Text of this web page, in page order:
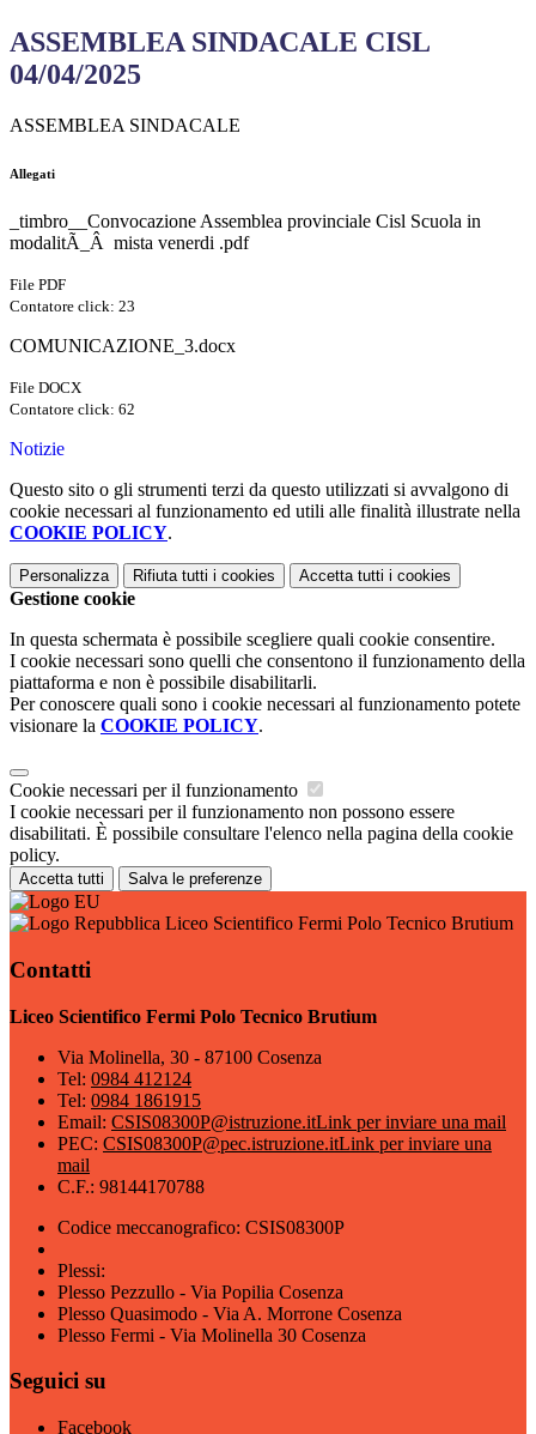
ASSEMBLEA SINDACALE CISL
04/04/2025
ASSEMBLEA SINDACALE
Allegati
_timbro__Convocazione Assemblea provinciale Cisl Scuola in
modalitÃ_Â mista venerdi .pdf
File PDF
Contatore click: 23
COMUNICAZIONE_3.docx
File DOCX
Contatore click: 62
Notizie
Questo sito o gli strumenti terzi da questo utilizzati si avvalgono di
cookie necessari al funzionamento ed utili alle finalità illustrate nella
COOKIE POLICY.
Personalizza Rifiuta tutti i cookies Accetta tutti i cookies
Gestione cookie
In questa schermata è possibile scegliere quali cookie consentire.
I cookie necessari sono quelli che consentono il funzionamento della
piattaforma e non è possibile disabilitarli.
Per conoscere quali sono i cookie necessari al funzionamento potete
visionare la COOKIE POLICY.
Cookie necessari per il funzionamento
I cookie necessari per il funzionamento non possono essere
disabilitati. È possibile consultare l'elenco nella pagina della cookie
policy.
Accetta tutti Salva le preferenze
Liceo Scientifico Fermi Polo Tecnico Brutium
Contatti
Liceo Scientifico Fermi Polo Tecnico Brutium
Via Molinella, 30 - 87100 Cosenza
Tel: 0984 412124
Tel: 0984 1861915
Email: CSIS08300P@istruzione.itLink per inviare una mail
PEC: CSIS08300P@pec.istruzione.itLink per inviare una
mail
C.F.: 98144170788
Codice meccanografico: CSIS08300P
Plessi:
Plesso Pezzullo - Via Popilia Cosenza
Plesso Quasimodo - Via A. Morrone Cosenza
Plesso Fermi - Via Molinella 30 Cosenza
Seguici su
Facebook